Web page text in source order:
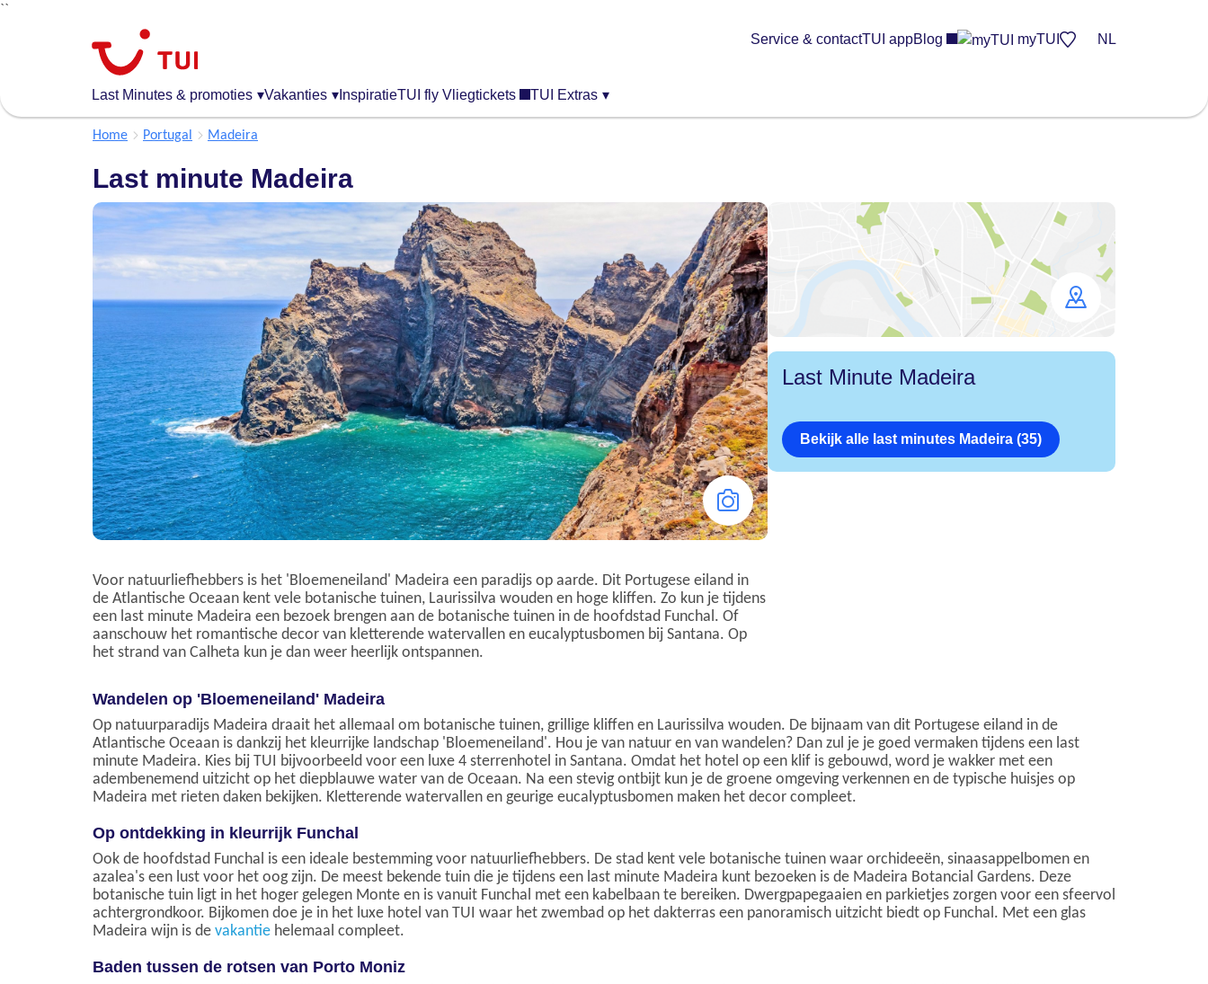
``
algemene
Last Minutes & promoties ▾Vakanties ▾ InspiratieTUI fly Vliegtickets TUI Extras ▾
Service & contactTUI appBlog myTUI NL
Home Portugal Madeira
Last minute Madeira
Voor natuurliefhebbers is het 'Bloemeneiland' Madeira een paradijs op aarde. Dit Portugese eiland in
de Atlantische Oceaan kent vele botanische tuinen, Laurissilva wouden en hoge kliffen. Zo kun je tijdens
een last minute Madeira een bezoek brengen aan de botanische tuinen in de hoofdstad Funchal. Of
aanschouw het romantische decor van kletterende watervallen en eucalyptusbomen bij Santana. Op
het strand van Calheta kun je dan weer heerlijk ontspannen.
Last Minute Madeira
Bekijk alle last minutes Madeira (35)
Wandelen op 'Bloemeneiland' Madeira
Op natuurparadijs Madeira draait het allemaal om botanische tuinen, grillige kliffen en Laurissilva wouden. De bijnaam van dit Portugese eiland in de
Atlantische Oceaan is dankzij het kleurrijke landschap 'Bloemeneiland'. Hou je van natuur en van wandelen? Dan zul je je goed vermaken tijdens een last
minute Madeira. Kies bij TUI bijvoorbeeld voor een luxe 4 sterrenhotel in Santana. Omdat het hotel op een klif is gebouwd, word je wakker met een
adembenemend uitzicht op het diepblauwe water van de Oceaan. Na een stevig ontbijt kun je de groene omgeving verkennen en de typische huisjes op
Madeira met rieten daken bekijken. Kletterende watervallen en geurige eucalyptusbomen maken het decor compleet.
Op ontdekking in kleurrijk Funchal
Ook de hoofdstad Funchal is een ideale bestemming voor natuurliefhebbers. De stad kent vele botanische tuinen waar orchideeën, sinaasappelbomen en
azalea's een lust voor het oog zijn. De meest bekende tuin die je tijdens een last minute Madeira kunt bezoeken is de Madeira Botancial Gardens. Deze
botanische tuin ligt in het hoger gelegen Monte en is vanuit Funchal met een kabelbaan te bereiken. Dwergpapegaaien en parkietjes zorgen voor een sfeervol
achtergrondkoor. Bijkomen doe je in het luxe hotel van TUI waar het zwembad op het dakterras een panoramisch uitzicht biedt op Funchal. Met een glas
Madeira wijn is de vakantie helemaal compleet.
Baden tussen de rotsen van Porto Moniz